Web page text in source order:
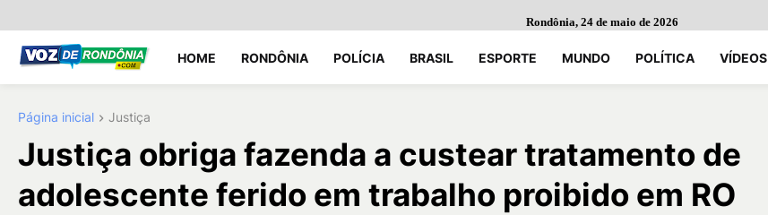
Rondônia, 24 de maio de 2026
HOME RONDÔNIA POLÍCIA BRASIL ESPORTE MUNDO POLÍTICA VÍDEOS
Página inicial Justiça
Justiça obriga fazenda a custear tratamento de
adolescente ferido em trabalho proibido em RO